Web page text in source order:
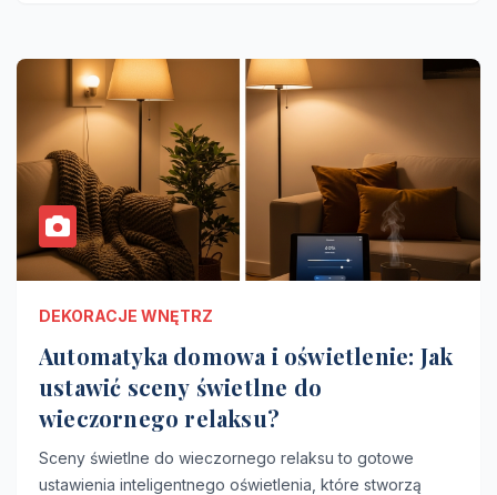
DEKORACJE WNĘTRZ
Automatyka domowa i oświetlenie: Jak
ustawić sceny świetlne do
wieczornego relaksu?
Sceny świetlne do wieczornego relaksu to gotowe
ustawienia inteligentnego oświetlenia, które stworzą